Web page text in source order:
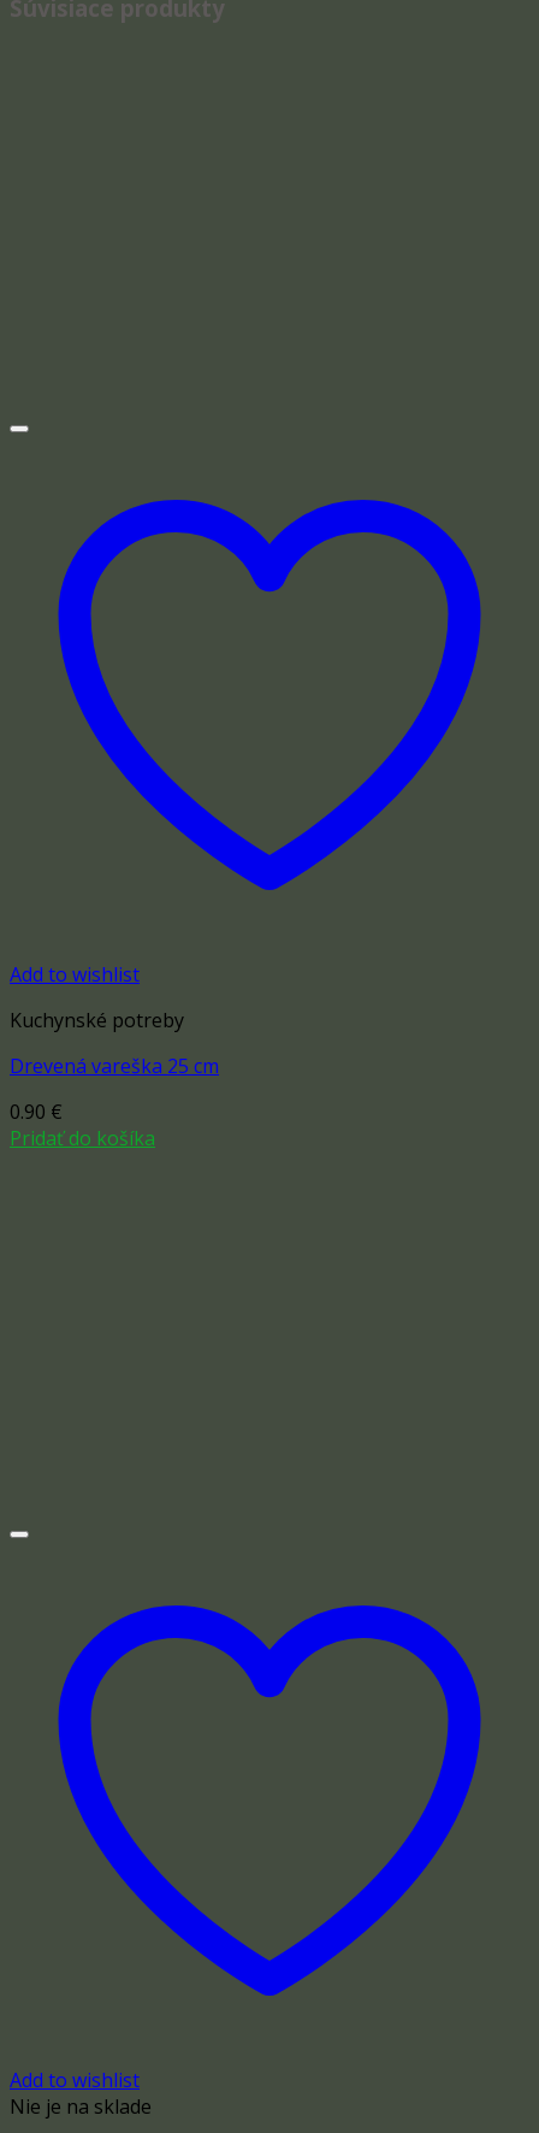
Súvisiace produkty
Add to wishlist
Kuchynské potreby
Drevená vareška 25 cm
0.90 €
Pridať do košíka
Add to wishlist
Nie je na sklade